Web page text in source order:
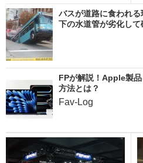
バスが道路に食われ
下の水道管が劣化し
FPが解説！Apple製
方法とは？
Fav-Log